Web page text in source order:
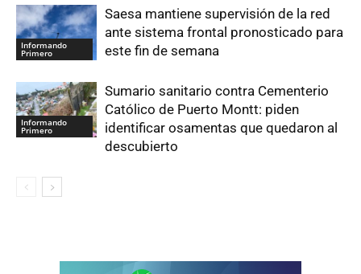
Informando
Primero
Saesa mantiene supervisión de la red
ante sistema frontal pronosticado para
este fin de semana
Informando
Primero
Sumario sanitario contra Cementerio
Católico de Puerto Montt: piden
identificar osamentas que quedaron al
descubierto